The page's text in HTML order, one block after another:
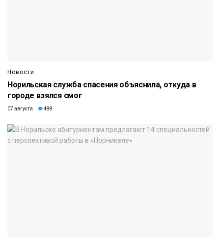
Новости
Норильская служба спасения объяснила, откуда в
городе взялся смог
07 августа 488